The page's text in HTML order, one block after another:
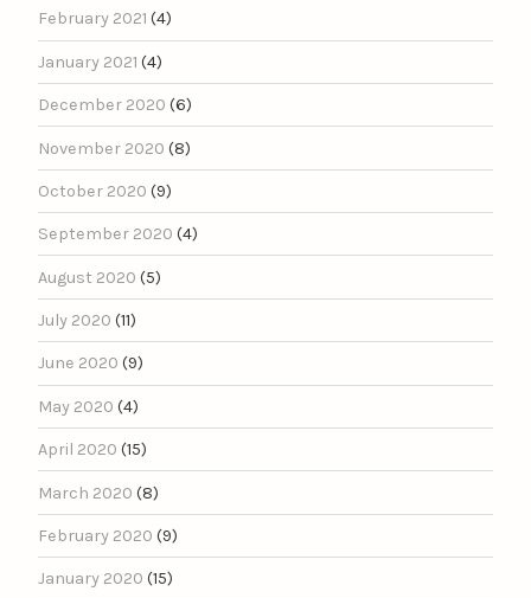
February 2021 (4)
January 2021 (4)
December 2020 (6)
November 2020 (8)
October 2020 (9)
September 2020 (4)
August 2020 (5)
July 2020 (11)
June 2020 (9)
May 2020 (4)
April 2020 (15)
March 2020 (8)
February 2020 (9)
January 2020 (15)